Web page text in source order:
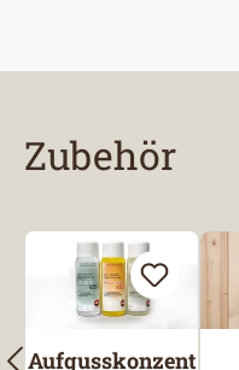
Zubehör
Aufgusskonzent